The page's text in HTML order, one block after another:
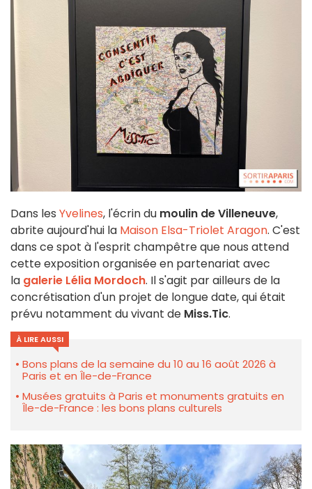
Dans les Yvelines, l'écrin du moulin de Villeneuve,
abrite aujourd'hui la Maison Elsa-Triolet Aragon. C'est
dans ce spot à l'esprit champêtre que nous attend
cette exposition organisée en partenariat avec
la galerie Lélia Mordoch. Il s'agit par ailleurs de la
concrétisation d'un projet de longue date, qui était
prévu notamment du vivant de Miss.Tic.
À LIRE AUSSI
Bons plans de la semaine du 10 au 16 août 2026 à
Paris et en Île-de-France
Musées gratuits à Paris et monuments gratuits en
Île-de-France : les bons plans culturels